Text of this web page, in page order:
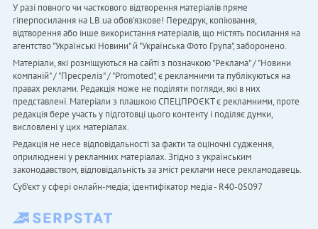
У разі повного чи часткового відтворення матеріалів пряме
гіперпосилання на LB.ua обов'язкове! Передрук, копіювання,
відтворення або інше використання матеріалів, що містять посилання на
агентство "Українськi Новини" й "Українська Фото Група", заборонено.
Матеріали, які розміщуються на сайті з позначкою "Реклама" / "Новини
компаній" / "Пресреліз" / "Promoted", є рекламними та публікуються на
правах реклами. Редакція може не поділяти погляди, які в них
представлені. Матеріали з плашкою СПЕЦПРОЄКТ є рекламними, проте
редакція бере участь у підготовці цього контенту і поділяє думки,
висловлені у цих матеріалах.
Редакція не несе відповідальності за факти та оціночні судження,
оприлюднені у рекламних матеріалах. Згідно з українським
законодавством, відповідальність за зміст реклами несе рекламодавець.
Cуб'єкт у сфері онлайн-медіа; ідентифікатор медіа - R40-05097